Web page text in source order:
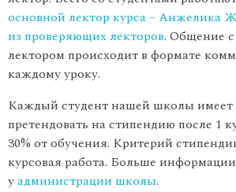
основной лектор курса – Анжелика
из проверяющих лекторов. Общение
лектором происходит в формате
каждому уроку.
Каждый студент нашей школы имеет
претендовать на стипендию после 1
30% от обучения. Критерий
курсовая работа. Больше
уадминистрации школы.